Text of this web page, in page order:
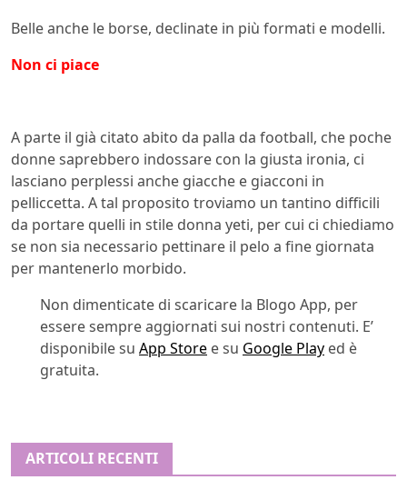
Belle anche le borse, declinate in più formati e modelli.
Non ci piace
A parte il già citato abito da palla da football, che poche
donne saprebbero indossare con la giusta ironia, ci
lasciano perplessi anche giacche e giacconi in
pelliccetta. A tal proposito troviamo un tantino difficili
da portare quelli in stile donna yeti, per cui ci chiediamo
se non sia necessario pettinare il pelo a fine giornata
per mantenerlo morbido.
Non dimenticate di scaricare la Blogo App, per
essere sempre aggiornati sui nostri contenuti. E’
disponibile su App Store e su Google Play ed è
gratuita.
ARTICOLI RECENTI